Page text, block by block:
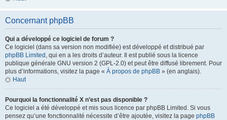
Concernant phpBB
Qui a développé ce logiciel de forum ?
Ce logiciel (dans sa version non modifiée) est développé et distribué par
phpBB Limited , qui en a les droits d’auteur. Il est publié sous la licence
publique générale GNU version 2 (GPL-2.0) et peut être diffusé librement. Pour
plus d’informations, visitez la page « À propos de phpBB » (en anglais).
Haut
Pourquoi la fonctionnalité X n’est pas disponible ?
Ce logiciel a été développé et mis sous licence par phpBB Limited. Si vous
pensez qu’une fonctionnalité nécessite d’être ajoutée, visitez la page phpBB